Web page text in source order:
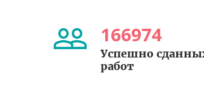
166974
Успешно
работ